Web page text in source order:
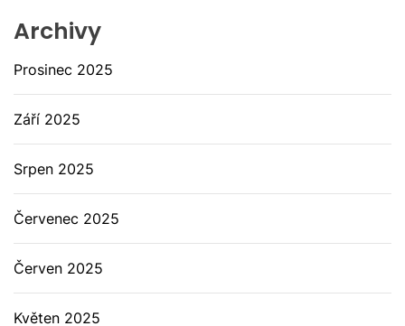
Archivy
Prosinec 2025
Září 2025
Srpen 2025
Červenec 2025
Červen 2025
Květen 2025